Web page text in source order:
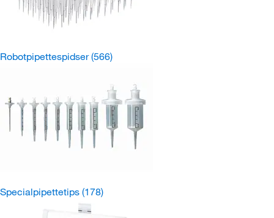
Robotpipettespidser(566)
Specialpipettetips (178)